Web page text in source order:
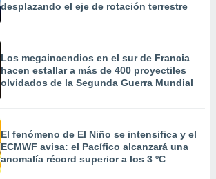
desplazando el eje de rotación terrestre
Los megaincendios en el sur de Francia
hacen estallar a más de 400 proyectiles
olvidados de la Segunda Guerra Mundial
El fenómeno de El Niño se intensifica y el
ECMWF avisa: el Pacífico alcanzará una
anomalía récord superior a los 3 ºC